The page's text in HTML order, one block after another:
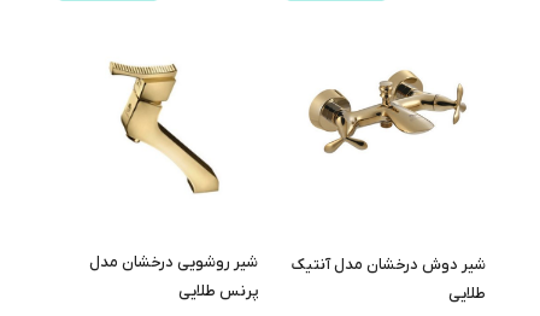
شیر دوش درخشان مدل آنتیک
طلایی
شیر روشویی درخشان مدل
پرنس طلایی